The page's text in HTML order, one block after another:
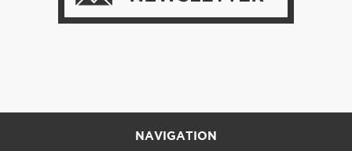
NAVIGATION